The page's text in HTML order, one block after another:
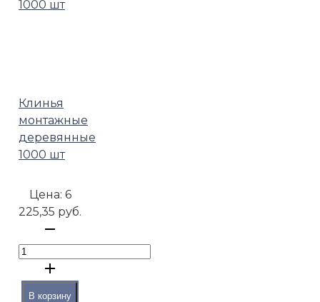
Клинья
монтажные
деревянные
1000 шт
Цена: 6
225,35 руб.
В корзину